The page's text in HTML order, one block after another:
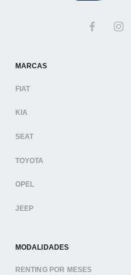
MARCAS
FIAT
KIA
SEAT
TOYOTA
OPEL
JEEP
MODALIDADES
RENTING POR MESES